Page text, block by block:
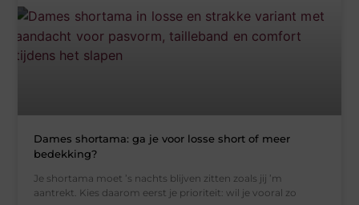
Dames shortama: ga je voor losse short of meer
bedekking?
Je shortama moet ’s nachts blijven zitten zoals jij ’m
aantrekt. Kies daarom eerst je prioriteit: wil je vooral zo